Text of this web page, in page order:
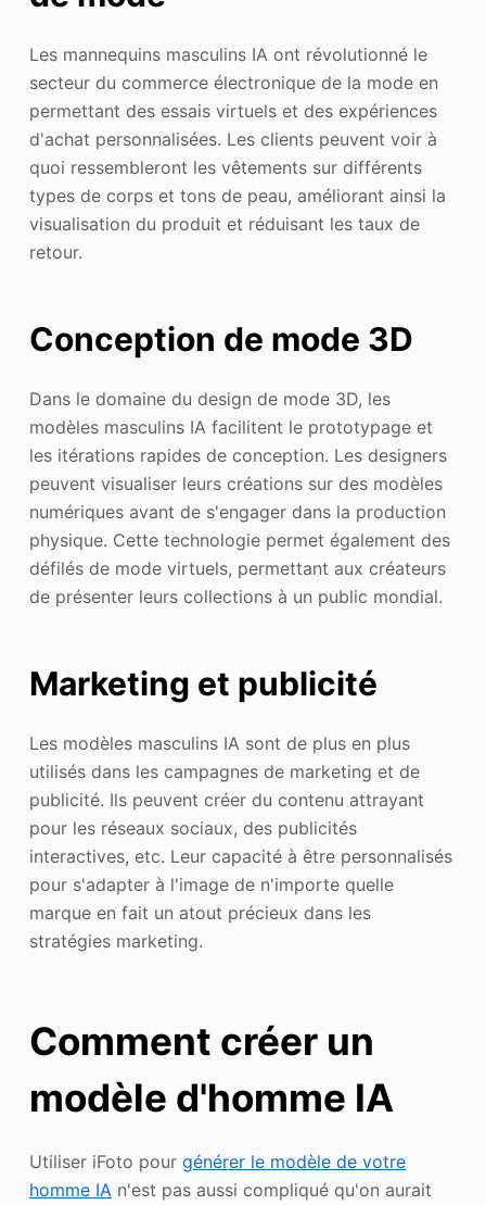
Les mannequins masculins IA ont révolutionné le
secteur du commerce électronique de la mode en
permettant des essais virtuels et des expériences
d'achat personnalisées. Les clients peuvent voir à
quoi ressembleront les vêtements sur différents
types de corps et tons de peau, améliorant ainsi la
visualisation du produit et réduisant les taux de
retour.
Conception de mode 3D
Dans le domaine du design de mode 3D, les
modèles masculins IA facilitent le prototypage et
les itérations rapides de conception. Les designers
peuvent visualiser leurs créations sur des modèles
numériques avant de s'engager dans la production
physique. Cette technologie permet également des
défilés de mode virtuels, permettant aux créateurs
de présenter leurs collections à un public mondial.
Marketing et publicité
Les modèles masculins IA sont de plus en plus
utilisés dans les campagnes de marketing et de
publicité. Ils peuvent créer du contenu attrayant
pour les réseaux sociaux, des publicités
interactives, etc. Leur capacité à être personnalisés
pour s'adapter à l'image de n'importe quelle
marque en fait un atout précieux dans les
stratégies marketing.
Comment créer un
modèle d'homme IA
Utiliser iFoto pour générer le modèle de votre
homme IAn'est pas aussi compliqué qu'on aurait